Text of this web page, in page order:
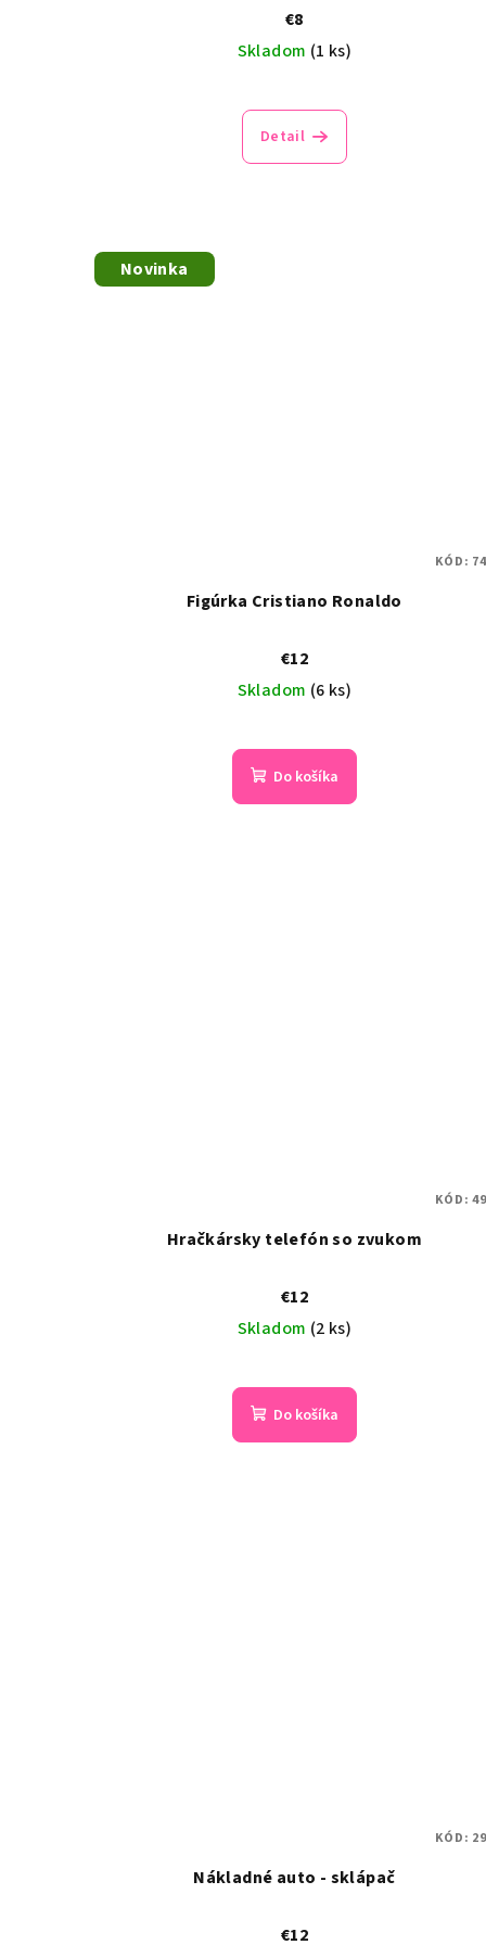
€8
Skladom (1 ks)
Detail
Novinka
Figúrka Cristiano Ronaldo
€12
Skladom (6 ks)
Do košíka
KÓD:
Hračkársky telefón so zvukom
€12
Skladom (2 ks)
Do košíka
KÓD:
Nákladné auto - sklápač
€12
KÓD: